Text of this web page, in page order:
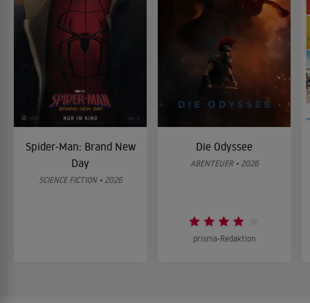
Spider-Man: Brand New
Day
SCIENCE FICTION • 2026
Die Odyssee
ABENTEUER • 2026
prisma-Redaktion